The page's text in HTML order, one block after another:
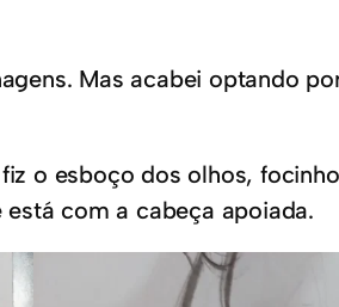
Mas acabei optando
o esboço dos olhos,
com a cabeça apoiada.